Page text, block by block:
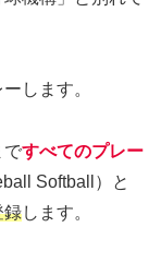
します。
ですべてのプレー
Softball）と
録します。